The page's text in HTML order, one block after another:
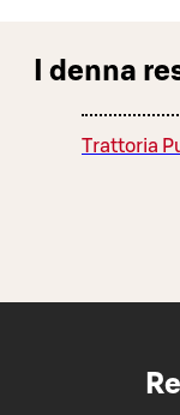
I denna
Trattoria